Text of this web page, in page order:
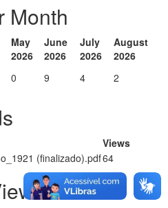
Month
May
2026
June
2026
July
2026
August
2026
0 9 4 2
Views
(finalizado).pdf64